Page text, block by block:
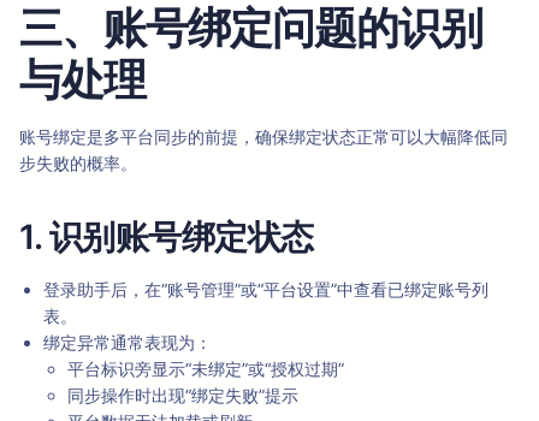
三、账号绑定问题的识别
与处理
账号绑定是多平台同步的前提，确保绑定状态正常可以大幅降低同
步失败的概率。
1. 识别账号绑定状态
登录助手后，在“账号管理”或“平台设置”中查看已绑定账号列
表。
绑定异常通常表现为：
平台标识旁显示“未绑定”或“授权过期”
同步操作时出现“绑定失败”提示